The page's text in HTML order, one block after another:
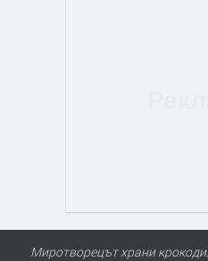
Миротворецът храни